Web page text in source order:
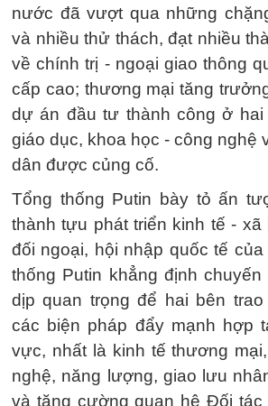
nước đã vượt qua những
và nhiều thử thách, đạt nhiều
về chính trị - ngoại giao thông
cấp cao; thương mại tăng
dự án đầu tư thành công ở
giáo dục, khoa học - công nghệ
dân được củng cố.
Tổng thống Putin bày tỏ ấn
thành tựu phát triển kinh tế - xã
đối ngoại, hội nhập quốc tế của
thống Putin khẳng định
dịp quan trọng để hai bên
các biện pháp đẩy mạnh hợp
vực, nhất là kinh tế thương
nghệ, năng lượng, giao lưu
và tăng cường quan hệ Đối tác